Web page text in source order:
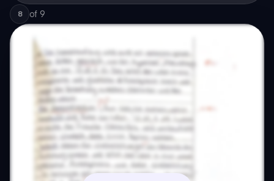
8 of 9